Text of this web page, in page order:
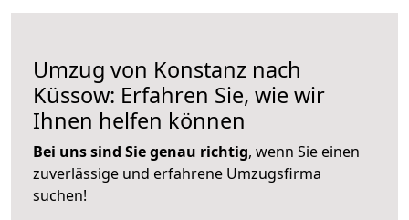
Umzug von Konstanz nach
Küssow: Erfahren Sie, wie wir
Ihnen helfen können
Bei uns sind Sie genau richtig, wenn Sie einen
zuverlässige und erfahrene Umzugsfirma
suchen!